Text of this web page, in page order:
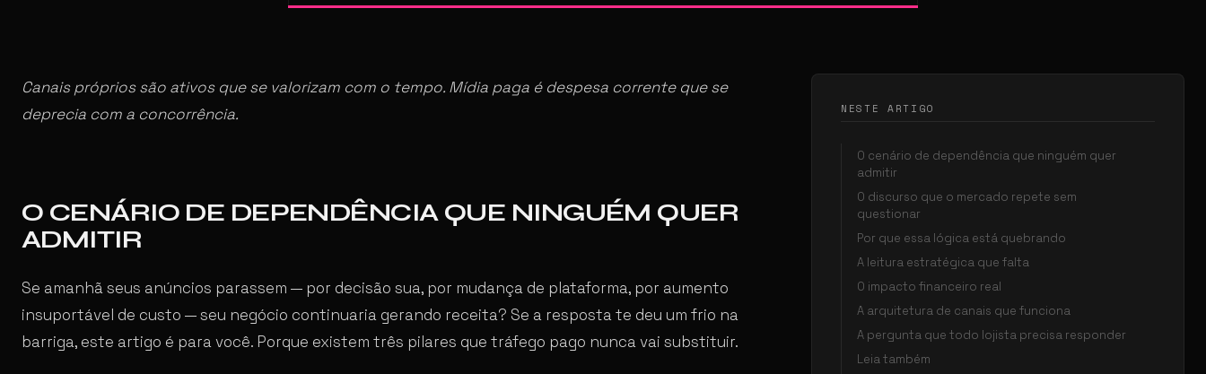
Canais próprios são ativos que se valorizam com o tempo. Mídia paga é despesa corrente que se
deprecia com a concorrência.
O CENÁRIO DE DEPENDÊNCIA QUE NINGUÉM QUER
ADMITIR
Se amanhã seus anúncios parassem — por decisão sua, por mudança de plataforma, por aumento
insuportável de custo — seu negócio continuaria gerando receita? Se a resposta te deu um frio na
barriga, este artigo é para você. Porque existem três pilares que tráfego pago nunca vai substituir.
NESTE ARTIGO
O cenário de dependência que ninguém quer
admitir
O discurso que o mercado repete sem
questionar
Por que essa lógica está quebrando
A leitura estratégica que falta
O impacto financeiro real
A arquitetura de canais que funciona
A pergunta que todo lojista precisa responder
Leia também